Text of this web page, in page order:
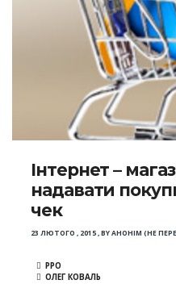
Інтернет –
надавати
чек
23 ЛЮТОГО , 2015,BYАНОНІМ (НЕ
РРО
ОЛЕГ КОВАЛЬ